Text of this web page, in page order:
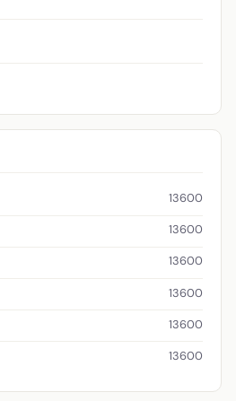
13600
13600
13600
13600
13600
13600